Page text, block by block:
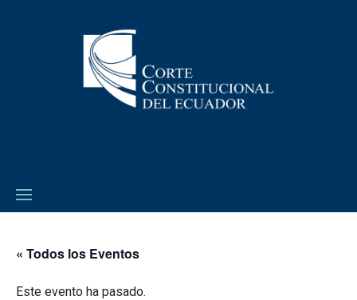
« Todos los Eventos
Este evento ha pasado.